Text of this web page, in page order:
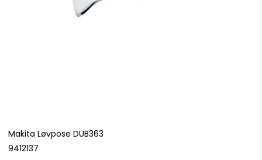
Makita Løvpose DUB363
9412137